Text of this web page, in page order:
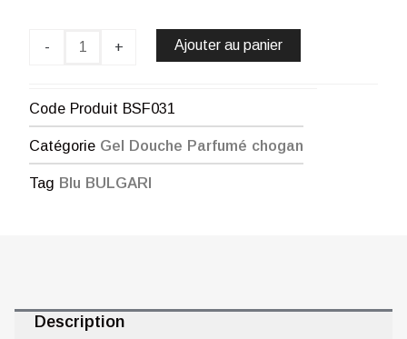
- + Ajouter au panier
Code Produit BSF031
Catégorie Gel Douche Parfumé chogan
Tag Blu BULGARI
Description